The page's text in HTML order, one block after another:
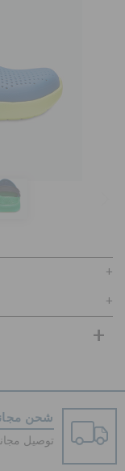
كروكس لمكان
تسجيل
حالة الطلبية
شحن
توصيل